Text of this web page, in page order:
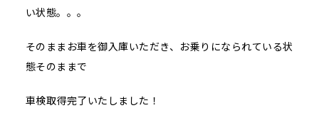
い状態。。。
そのままお車を御入庫いただき、お乗りになられている状
態そのままで
車検取得完了いたしました！